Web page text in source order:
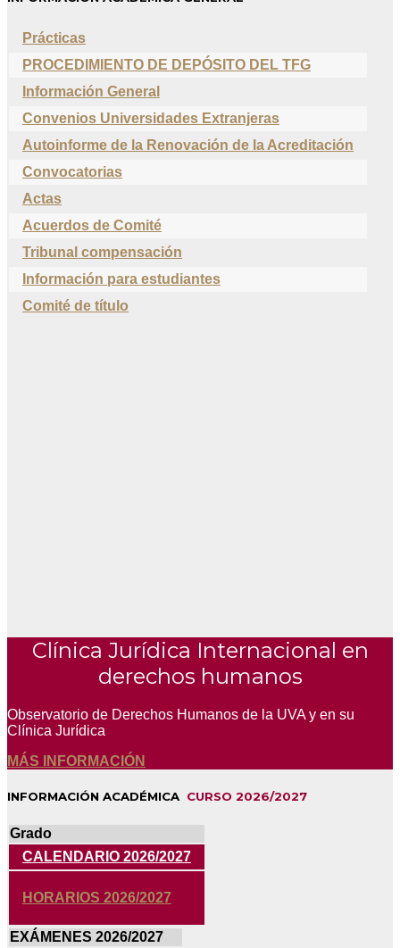
Prácticas
PROCEDIMIENTO DE DEPÓSITO DEL TFG
Información General
Convenios Universidades Extranjeras
Autoinforme de la Renovación de la Acreditación
Convocatorias
Actas
Acuerdos de Comité
Tribunal compensación
Información para estudiantes
Comité de título
Clínica Jurídica Internacional en
derechos humanos
Observatorio de Derechos Humanos de la UVA y en su
Clínica Jurídica
MÁS INFORMACIÓN
INFORMACIÓN ACADÉMICA CURSO 2026/2027
Grado
CALENDARIO 2026/2027
HORARIOS 2026/2027
EXÁMENES 2026/2027